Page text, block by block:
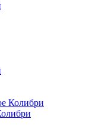
Колибри